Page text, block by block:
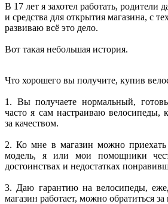
В 17 лет я захотел работать, родители
и средства для открытия магазина, с
развиваю всё это дело.
Вот такая небольшая история.
Что хорошего вы получите, купив
1. Вы получаете нормальный,
часто я сам настраиваю велосипеды,
за качеством.
2. Ко мне в магазин можно
модель, я или мои помощники
достоинствах и недостатках
3. Даю гарантию на велосипеды,
магазин работает, можно обратиться